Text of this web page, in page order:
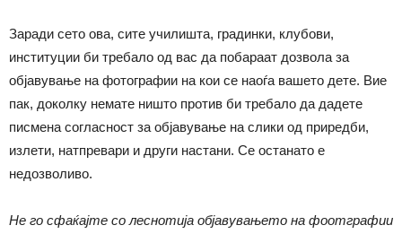
Заради сето ова, сите училишта, градинки, клубови,
институции би требало од вас да побараат дозвола за
објавување на фотографии на кои се наоѓа вашето дете. Вие
пак, доколку немате ништо против би требало да дадете
писмена согласност за објавување на слики од приредби,
излети, натпревари и други настани. Се останато е
недозволиво.
Не го сфаќајте со леснотија објавувањето на фоотграфии